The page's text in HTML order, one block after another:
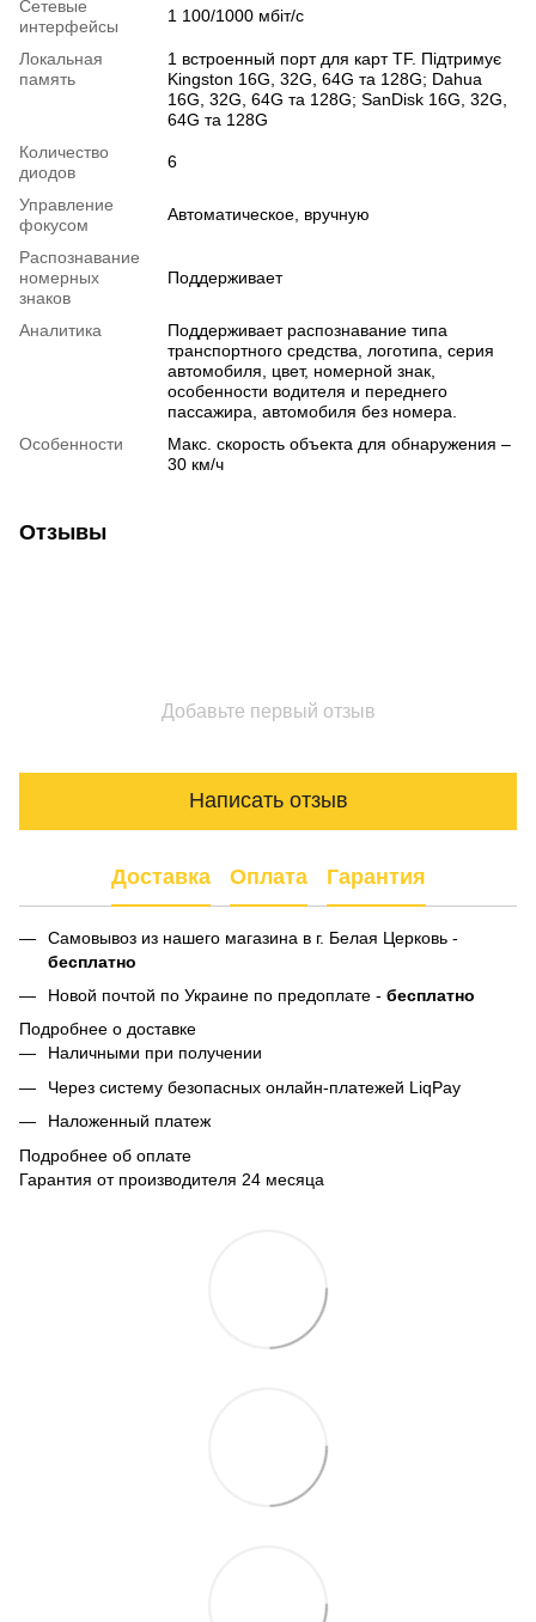
Сетевые
интерфейсы
1 100/1000 мбіт/с
Локальная
память
1 встроенный порт для карт TF. Підтримує
Kingston 16G, 32G, 64G та 128G; Dahua
16G, 32G, 64G та 128G; SanDisk 16G, 32G,
64G та 128G
Количество
диодов
6
Управление
фокусом
Автоматическое, вручную
Распознавание
номерных
знаков
Поддерживает
Аналитика
Поддерживает распознавание типа
транспортного средства, логотипа, серия
автомобиля, цвет, номерной знак,
особенности водителя и переднего
пассажира, автомобиля без номера.
Особенности
Макс. скорость объекта для обнаружения –
30 км/ч
Отзывы
Добавьте первый отзыв
Написать отзыв
Доставка Оплата Гарантия
Самовывоз из нашего магазина в г. Белая Церковь -
бесплатно
Новой почтой по Украине по предоплате - бесплатно
Подробнее о доставке
Наличными при получении
Через систему безопасных онлайн-платежей LiqPay
Наложенный платеж
Подробнее об оплате
Гарантия от производителя 24 месяца